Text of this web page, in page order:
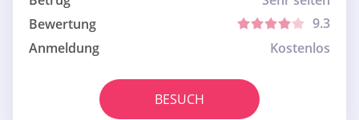
Bewertung
9.3
Anmeldung
Kostenlos
BESUCH